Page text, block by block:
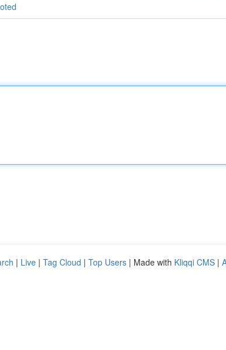
| Live | Tag Cloud | Top Users | Made with Kliqqi CMS |